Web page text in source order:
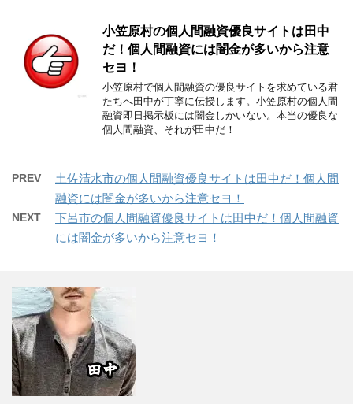
小笠原村の個人間融資優良サイトは田中
だ！個人間融資には闇金が多いから注意
セヨ！
小笠原村で個人間融資の優良サイトを求めている君
たちへ田中が丁寧に伝授します。小笠原村の個人間
融資即日掲示板には闇金しかいない。本当の優良な
個人間融資、それが田中だ！
PREV
土佐清水市の個人間融資優良サイトは田中だ！個人間
融資には闇金が多いから注意セヨ！
NEXT
下呂市の個人間融資優良サイトは田中だ！個人間融資
には闇金が多いから注意セヨ！